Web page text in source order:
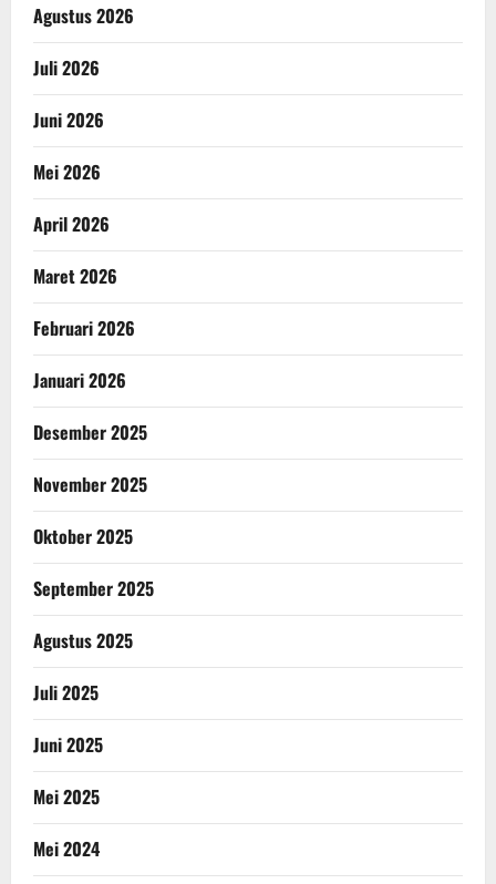
Agustus 2026
Juli 2026
Juni 2026
Mei 2026
April 2026
Maret 2026
Februari 2026
Januari 2026
Desember 2025
November 2025
Oktober 2025
September 2025
Agustus 2025
Juli 2025
Juni 2025
Mei 2025
Mei 2024